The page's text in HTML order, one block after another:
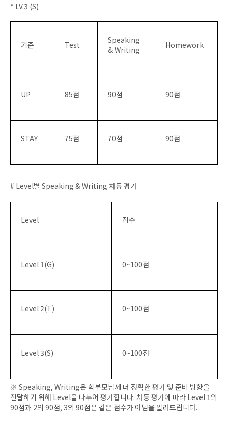
* LV.3 (S)
기준 Test
Speaking
& Writing
Homework
UP 85점 90점 90점
STAY 75점 70점 90점
# Level별 Speaking & Writing 차등 평가
Level 점수
Level 1(G) 0~100점
Level 2(T) 0~100점
Level 3(S) 0~100점
※ Speaking, Writing은 학부모님께 더 정확한 평가 및 준비 방향을
전달하기 위해 Level을 나누어 평가합니다. 차등 평가에 따라 Level 1의
90점과 2의 90점, 3의 90점은 같은 점수가 아님을 알려드립니다.